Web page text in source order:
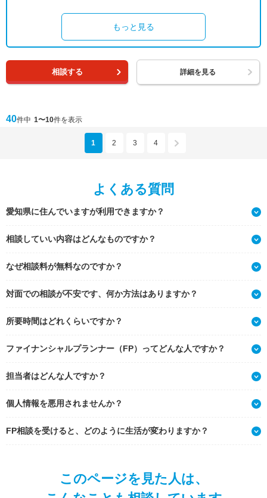
もっと見る
相談する 詳細を見る
40件中 1〜10件を表示
1 2 3 4
よくある質問
愛知県に住んでいますが利用できますか？
相談していい内容はどんなものですか？
なぜ相談料が無料なのですか？
対面での相談が不安です、何か方法はありますか？
所要時間はどれくらいですか？
ファイナンシャルプランナー（FP）ってどんな人ですか？
担当者はどんな人ですか？
個人情報を悪用されませんか？
FP相談を受けると、どのように生活が変わりますか？
このページを見た人は、